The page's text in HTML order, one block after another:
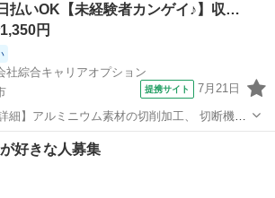
払いOK【未経験者カンゲイ♪】収…
円
社綜合キャリアオプション
提携サイト 7月21日
細】アルミニウム素材の切削加工、 切断機オ
お仕事探しはコンシェルス
場
好きな人募集